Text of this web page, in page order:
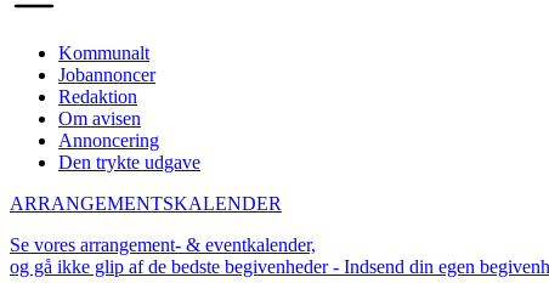
Kommunalt
Jobannoncer
Redaktion
Om avisen
Annoncering
Den trykte udgave
ARRANGEMENTSKALENDER
Se vores arrangement- & eventkalender,
og gå ikke glip af de bedste begivenheder - Indsend din egen